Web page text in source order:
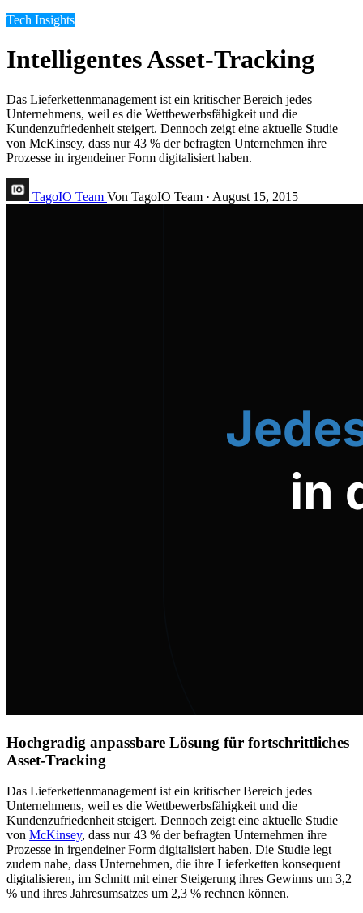
Tech Insights
Intelligentes Asset-Tracking
Das Lieferkettenmanagement ist ein kritischer Bereich jedes
Unternehmens, weil es die Wettbewerbsfähigkeit und die
Kundenzufriedenheit steigert. Dennoch zeigt eine aktuelle Studie
von McKinsey, dass nur 43 % der befragten Unternehmen ihre
Prozesse in irgendeiner Form digitalisiert haben.
TagoIO Team Von TagoIO Team · August 15, 2015
Hochgradig anpassbare Lösung für fortschrittliches
Asset-Tracking
Das Lieferkettenmanagement ist ein kritischer Bereich jedes
Unternehmens, weil es die Wettbewerbsfähigkeit und die
Kundenzufriedenheit steigert. Dennoch zeigt eine aktuelle Studie
von McKinsey, dass nur 43 % der befragten Unternehmen ihre
Prozesse in irgendeiner Form digitalisiert haben. Die Studie legt
zudem nahe, dass Unternehmen, die ihre Lieferketten konsequent
digitalisieren, im Schnitt mit einer Steigerung ihres Gewinns um 3,2
% und ihres Jahresumsatzes um 2,3 % rechnen können.